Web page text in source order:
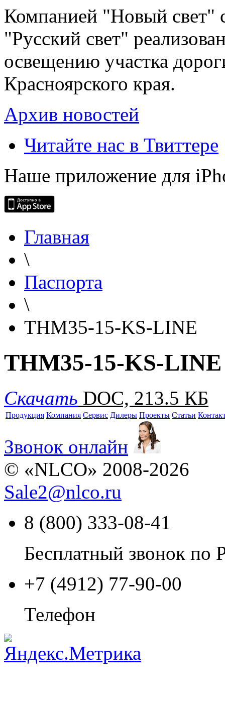
Компанией "Новый свет"
"Русский свет"
освещению участка
Красноярского края.
Архив новостей
Читайте нас в Твиттере
Наше приложение для
Главная
\
Паспорта
\
THM35-15-KS-LINE
THM35-15-KS-LINE
Скачать DOC, 213.5 КБ
Продукция Компания Сервис Дилеры Проекты Статьи
Звонок онлайн
© «NLCO» 2008-2026
Sale2@nlco.ru
8 (800) 333-08-41
Бесплатный звонок по
+7 (4912) 77-90-00
Телефон